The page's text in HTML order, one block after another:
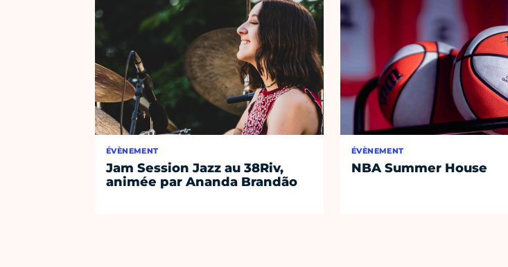
ÉVÈNEMENT
Jam Session Jazz au 38Riv,
animée par Ananda Brandão
ÉVÈNEMENT
NBA Summer House